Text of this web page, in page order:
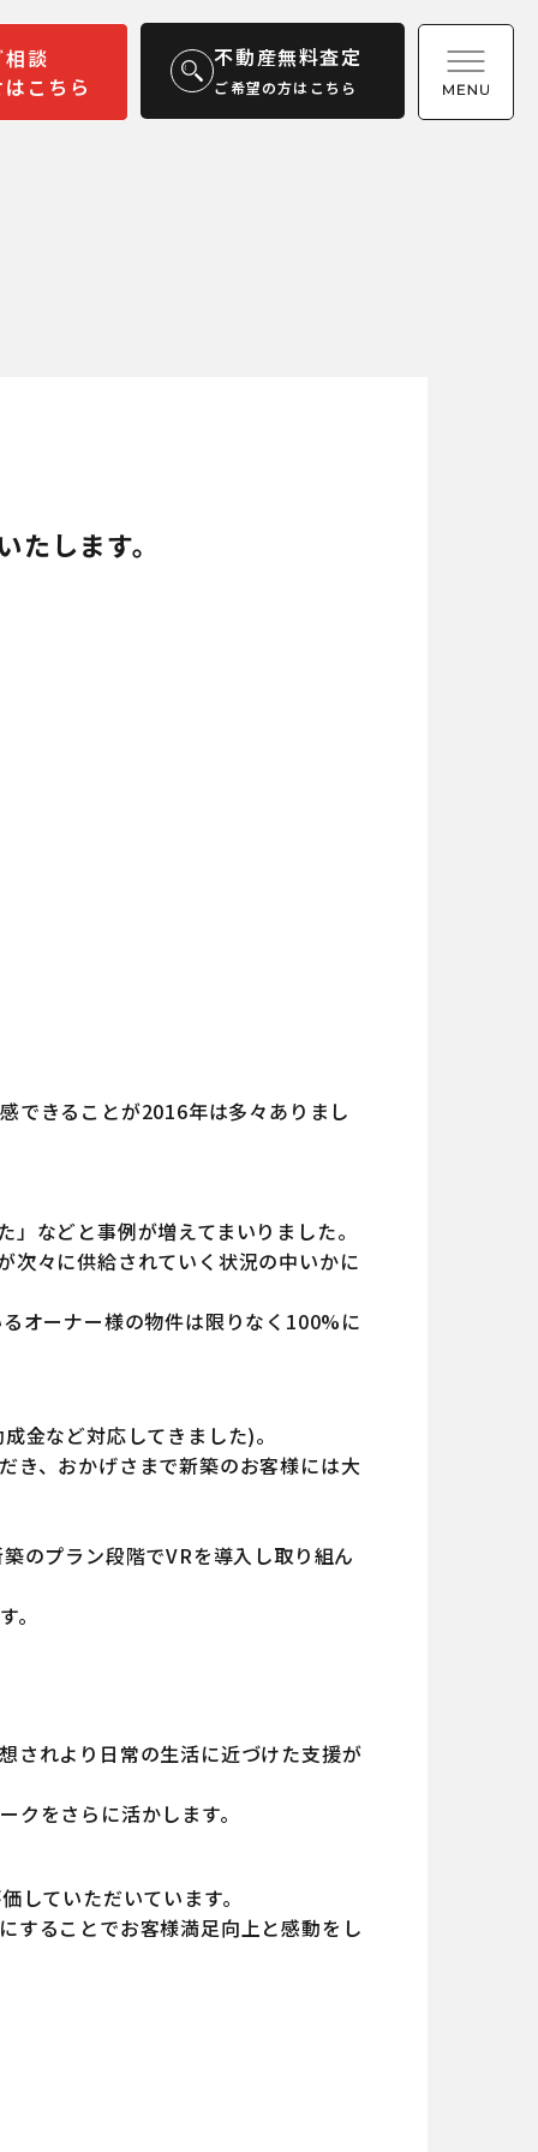
談
こちら
不動産無料査定
ご希望の方はこちら
します。
できることが2016年は多々ありまし
などと事例が増えてまいりました。
次々に供給されていく状況の中いかに
オーナー様の物件は限りなく100%に
金など対応してきました)。
き、おかげさまで新築のお客様には大
のプラン段階でVRを導入し取り組ん
。
されより日常の生活に近づけた支援が
をさらに活かします。
ていただいています。
することでお客様満足向上と感動をし